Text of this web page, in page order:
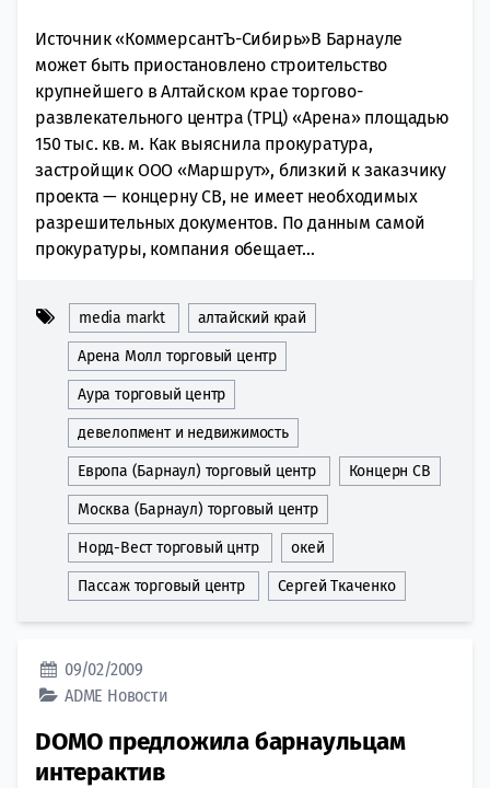
Источник «КоммерсантЪ-Сибирь»В Барнауле
может быть приостановлено строительство
крупнейшего в Алтайском крае торгово-
развлекательного центра (ТРЦ) «Арена» площадью
150 тыс. кв. м. Как выяснила прокуратура,
застройщик ООО «Маршрут», близкий к заказчику
проекта — концерну СВ, не имеет необходимых
разрешительных документов. По данным самой
прокуратуры, компания обещает...
media markt алтайский край
Арена Молл торговый центр
Аура торговый центр
девелопмент и недвижимость
Европа (Барнаул) торговый центр Концерн СВ
Москва (Барнаул) торговый центр
Норд-Вест торговый цнтр окей
Пассаж торговый центр Сергей Ткаченко
09/02/2009
ADME Новости
DOMO предложила барнаульцам
интерактив